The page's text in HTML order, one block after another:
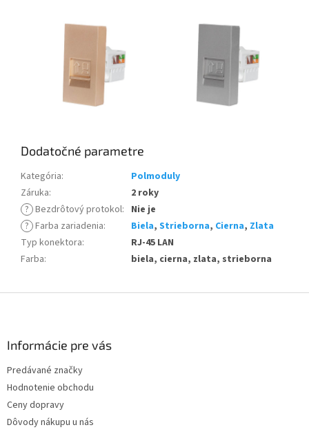
Dodatočné parametre
Kategória:
Polmoduly
Záruka:
2 roky
? Bezdrôtový protokol: Nie je
? Farba zariadenia: Biela, Strieborna, Cierna, Zlata
Typ konektora:
RJ-45 LAN
Farba: biela, cierna, zlata, strieborna
Informácie pre vás
Predávané značky
Hodnotenie obchodu
Ceny dopravy
Dôvody nákupu u nás